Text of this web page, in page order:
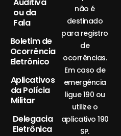
Auditiva
ou da
Fala
Boletim de
Ocorrência
Eletrônico
Aplicativos
da Polícia
Militar
Delegacia
Eletrônica
não é
destinado
para registro
de
ocorrências.
Em caso de
emergência
ligue 190 ou
utilize o
aplicativo 190
SP.